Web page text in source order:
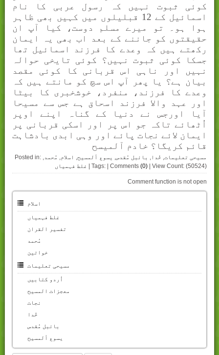
کوئی ثبوت نہیں کہ رسول عربی کا نام
اسمائیل کے 12 قبلیلوں میں کہیں بھی ظاہر
ہوا ہو۔ تو میرے مسلم دوست، کیا آپ ان
حقیقتوں کو جاننے کے بعد اب بھی یہ ایمان
رکھتے ہیں کہ وعدے کا فرزند اسمائیل تھا
جسکا کوئی ثبوت نہیں؟ کوئی تایخی حوالہ
نہیں اور ناہی اس قربانی کا کوئی مقصد
بیان ہے؟ یا پھر آپ اس سچ کو مانتے ہیں کہ
وعدے کا فرزند، منفرد، خوشخبری کا بیٹا
اور عہد والا فرزند اسحاق ہے جس سے مسیحا
آیا اورجس نے دنیا کے گناہ اپنے اوپر
اُٹھائے تاکہ جو اس پر اور اسکی قربانی پر
ایمان لائے نجات پائے اور وہی ابدی بادشاہت
قائم کریگا؟ خادم آلمیسح
Posted in: مسیحی تعلیمات, خُدا , بائبل مُقدس, یسوع ألمسیح, اسلام, مُحمد,
غلط فہمیاں
| Tags: | Comments (0) | View Count: (50524)
Comment function is not open
اسلام
غلط فہمیاں
تفسیر القران
مُحمد
خواتین
مسیحی تعلیمات
اُردو کتابیں
معجزات المسیح
نجات
خُدا
بائبل مُقدس
یسوع ألمسیح